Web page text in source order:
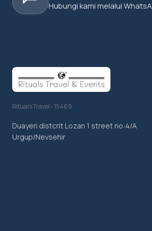
Hubungi kami melalui
Rituals Travel - 15469
Duayeri distcrit Lozan 1 street no:4/A
Urgup/Nevsehir